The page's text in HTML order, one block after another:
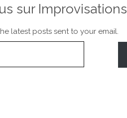
sur Improvisations
latest posts sent to your email.